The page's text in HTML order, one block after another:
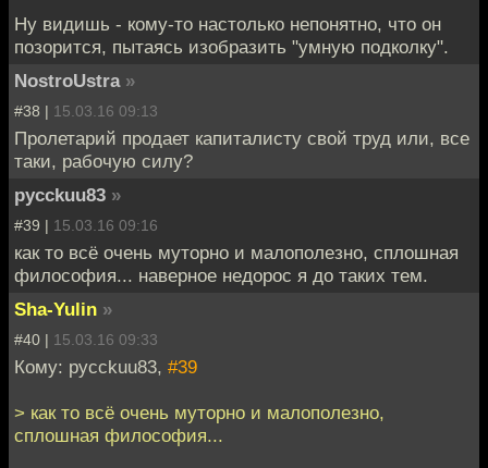
Ну видишь - кому-то настолько непонятно, что он
позорится, пытаясь изобразить "умную подколку".
NostroUstra »
#38 | 15.03.16 09:13
Пролетарий продает капиталисту свой труд или, все
таки, рабочую силу?
pycckuu83 »
#39 | 15.03.16 09:16
как то всё очень муторно и малополезно, сплошная
философия... наверное недорос я до таких тем.
Sha-Yulin »
#40 | 15.03.16 09:33
Кому: pycckuu83, #39
> как то всё очень муторно и малополезно,
сплошная философия...